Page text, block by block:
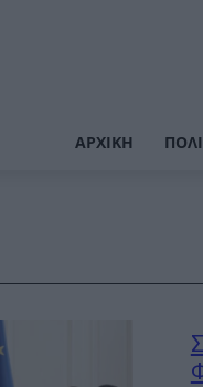
ΑΡΧΙΚΉ